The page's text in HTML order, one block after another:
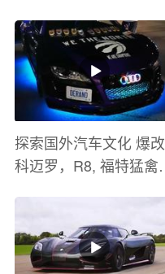
探索国外汽车文化 爆改
科迈罗，R8, 福特猛禽